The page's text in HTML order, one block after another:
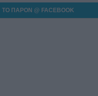
ΤΟ ΠΑΡΟΝ @ FACEBOOK